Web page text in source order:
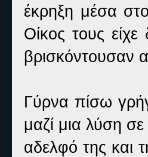
έκρηξη μέσα
Οίκος τους
βρισκόντουσαν
Γύρνα πίσω
μαζί μια λύση
αδελφό της και